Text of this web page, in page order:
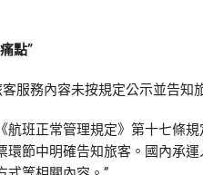
點”
務內容未按規定公示並告知
正常管理規定》第十七條規
環節中明確告知旅客。國內承